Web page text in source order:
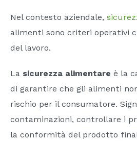
Nel contesto aziendale,
alimenti sono criteri operativi
del lavoro.
La sicurezza alimentare è la
di garantire che gli alimenti
rischio per il consumatore.
contaminazioni, controllare i
la conformità del prodotto